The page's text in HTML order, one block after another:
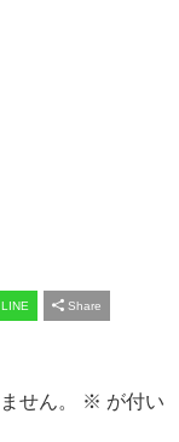
LINE Share
せん。 ※ が付い